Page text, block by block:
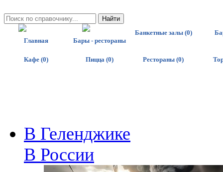
Главная Бары - рестораны
Банкетные залы (0)
Кафе (0) Пицца (0) Рестораны (0)
В Геленджике
В России